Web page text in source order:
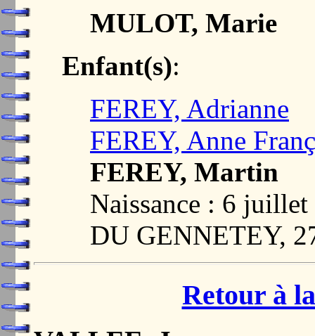
MULOT, Marie
Enfant(s):
FEREY, Adrianne
FEREY, Anne
FEREY, Martin
Naissance : 6
DU GENNETEY,
Retour à